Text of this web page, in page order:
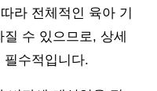
라 전체적인 육아 기
수 있으므로, 상세
필수적입니다.